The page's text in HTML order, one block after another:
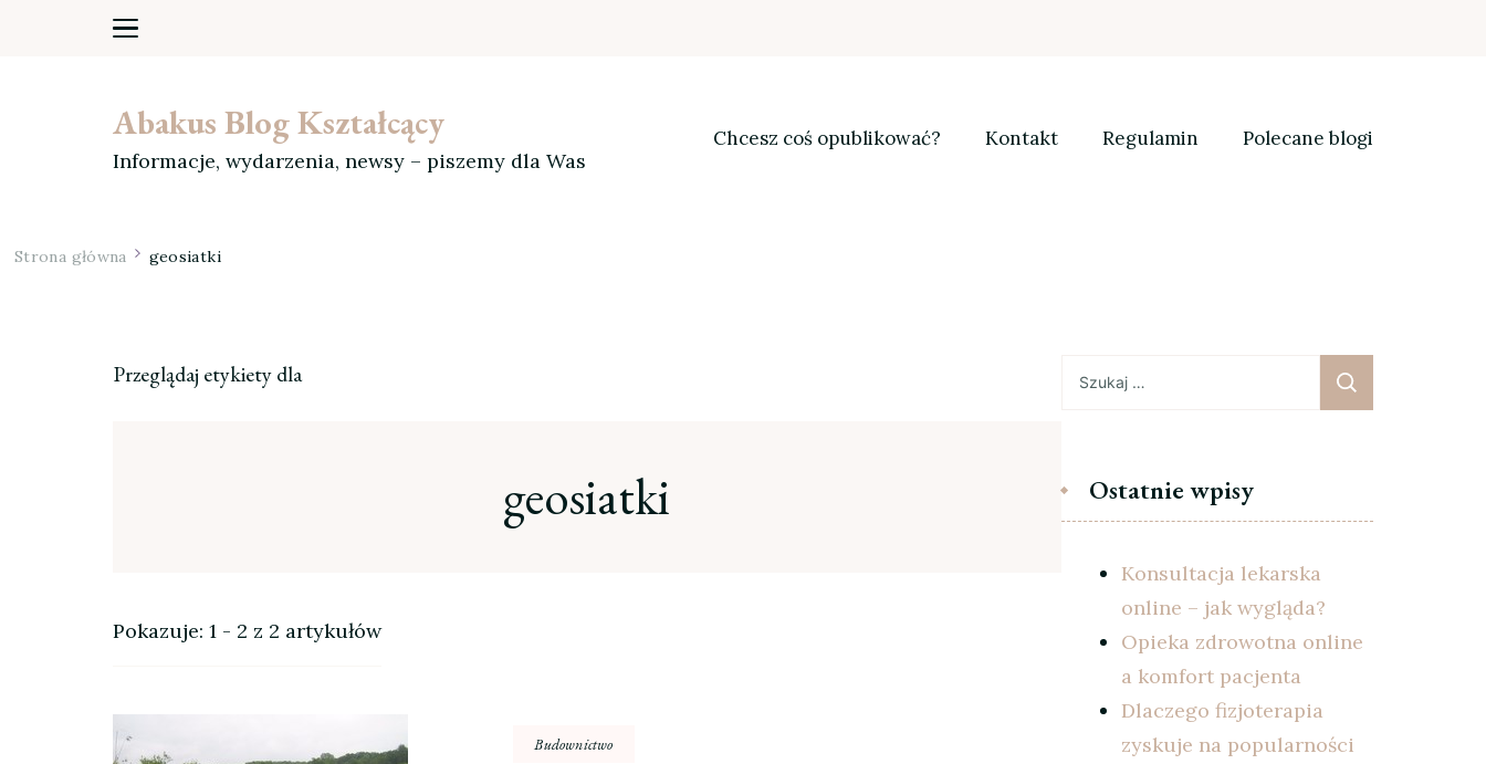
Abakus Blog Kształcący
Informacje, wydarzenia, newsy – piszemy dla Was
Chcesz coś opublikować? Kontakt Regulamin Polecane blogi
Strona główna geosiatki
Przeglądaj etykiety dla
geosiatki
Pokazuje: 1 - 2 z 2 artykułów
Budownictwo
Ostatnie wpisy
Konsultacja lekarska
online – jak wygląda?
Opieka zdrowotna online
a komfort pacjenta
Dlaczego fizjoterapia
zyskuje na popularności